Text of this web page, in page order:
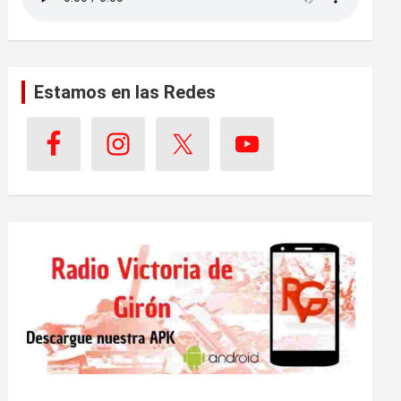
Estamos en las Redes